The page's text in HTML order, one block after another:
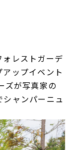
レストガーデ
ップイベント
ズが写真家の
ャンパーニュ